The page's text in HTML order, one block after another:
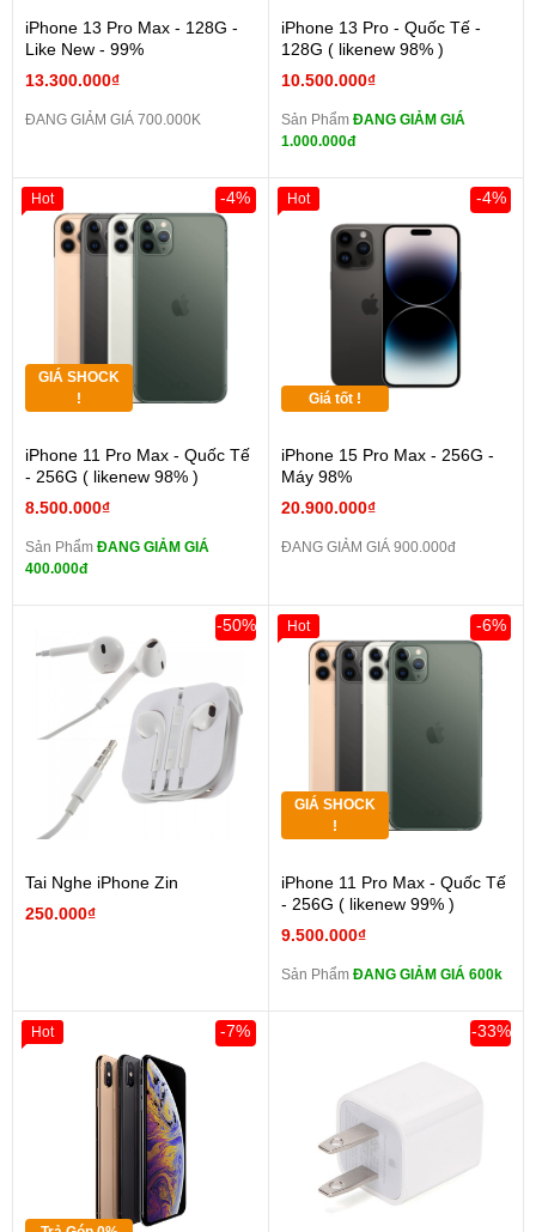
iPhone 13 Pro Max - 128G -
Like New - 99%
13.300.000₫
ĐANG GIẢM GIÁ 700.000K
iPhone 13 Pro - Quốc Tế -
128G ( likenew 98% )
10.500.000₫
Sản Phẩm ĐANG GIẢM GIÁ
1.000.000đ
GIÁ SHOCK
!
iPhone 11 Pro Max - Quốc Tế
- 256G ( likenew 98% )
8.500.000₫
-4%
Sản Phẩm ĐANG GIẢM GIÁ
400.000đ
Hot
Giá tốt !
iPhone 15 Pro Max - 256G -
Máy 98%
20.900.000₫
-4%
ĐANG GIẢM GIÁ 900.000đ
Hot
Tai Nghe iPhone Zin
250.000₫
-50%
GIÁ SHOCK
!
iPhone 11 Pro Max - Quốc Tế
- 256G ( likenew 99% )
9.500.000₫
-6%
Sản Phẩm ĐANG GIẢM GIÁ 600k
Hot
-7%
Hot -33%